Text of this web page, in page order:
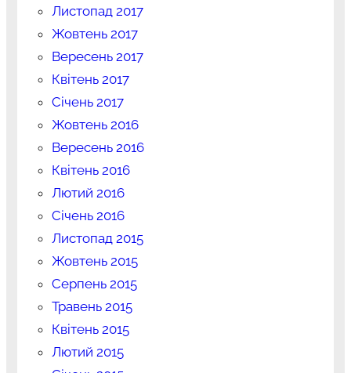
Листопад 2017
Жовтень 2017
Вересень 2017
Квітень 2017
Січень 2017
Жовтень 2016
Вересень 2016
Квітень 2016
Лютий 2016
Січень 2016
Листопад 2015
Жовтень 2015
Серпень 2015
Травень 2015
Квітень 2015
Лютий 2015